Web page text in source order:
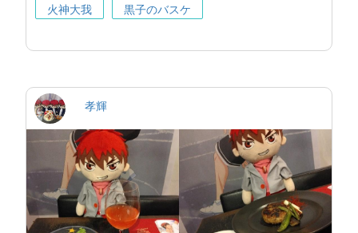
火神大我 黒子のバスケ
孝輝